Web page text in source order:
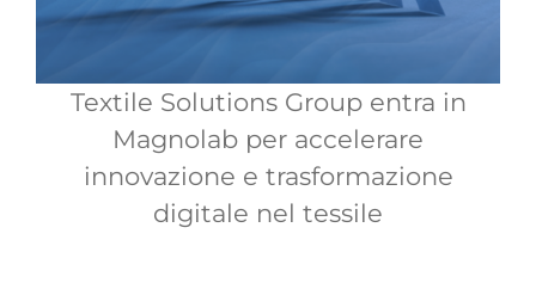
Textile Solutions Group entra in
Magnolab per accelerare
innovazione e trasformazione
digitale nel tessile